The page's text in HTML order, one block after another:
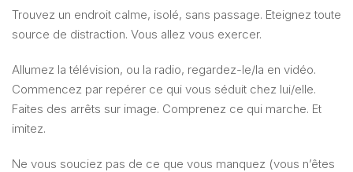
Trouvez un endroit calme, isolé, sans passage. Eteignez toute
source de distraction. Vous allez vous exercer.
Allumez la télévision, ou la radio, regardez-le/la en vidéo.
Commencez par repérer ce qui vous séduit chez lui/elle.
Faites des arrêts sur image. Comprenez ce qui marche. Et
imitez.
Ne vous souciez pas de ce que vous manquez (vous n’êtes